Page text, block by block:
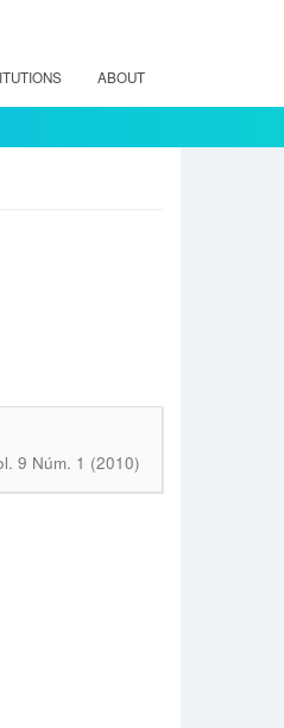
ABOUT
9 Núm. 1 (2010)